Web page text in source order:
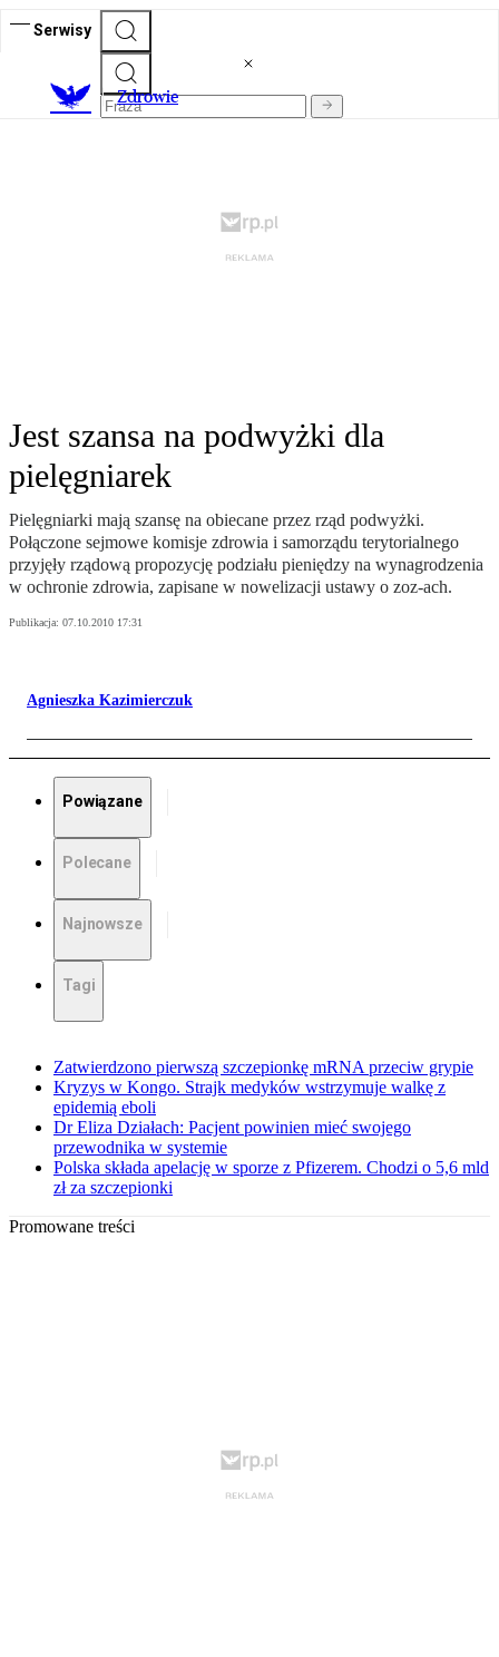
Serwisy
Zdrowie
Jest szansa na podwyżki dla
pielęgniarek
Pielęgniarki mają szansę na obiecane przez rząd podwyżki.
Połączone sejmowe komisje zdrowia i samorządu terytorialnego
przyjęły rządową propozycję podziału pieniędzy na wynagrodzenia
w ochronie zdrowia, zapisane w nowelizacji ustawy o zoz-ach.
Publikacja: 07.10.2010 17:31
Agnieszka Kazimierczuk
Powiązane
Polecane
Najnowsze
Tagi
Zatwierdzono pierwszą szczepionkę mRNA przeciw grypie
Kryzys w Kongo. Strajk medyków wstrzymuje walkę z
epidemią eboli
Dr Eliza Działach: Pacjent powinien mieć swojego
przewodnika w systemie
Polska składa apelację w sporze z Pfizerem. Chodzi o 5,6 mld
zł za szczepionki
Promowane treści